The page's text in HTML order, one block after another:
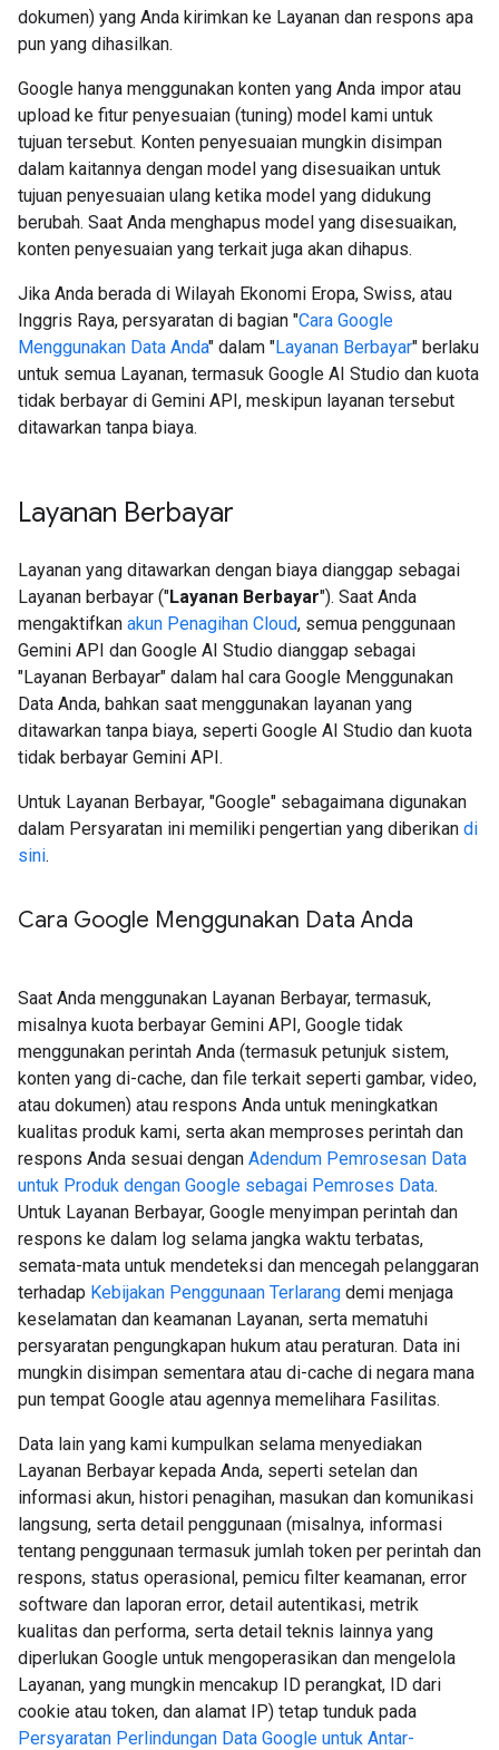
dokumen) yang Anda kirimkan ke Layanan dan respons apa
pun yang dihasilkan.
Google hanya menggunakan konten yang Anda impor atau
upload ke fitur penyesuaian (tuning) model kami untuk
tujuan tersebut. Konten penyesuaian mungkin disimpan
dalam kaitannya dengan model yang disesuaikan untuk
tujuan penyesuaian ulang ketika model yang didukung
berubah. Saat Anda menghapus model yang disesuaikan,
konten penyesuaian yang terkait juga akan dihapus.
Jika Anda berada di Wilayah Ekonomi Eropa, Swiss, atau
Inggris Raya, persyaratan di bagian "Cara Google
Menggunakan Data Anda" dalam "Layanan Berbayar" berlaku
untuk semua Layanan, termasuk Google AI Studio dan kuota
tidak berbayar di Gemini API, meskipun layanan tersebut
ditawarkan tanpa biaya.
Layanan Berbayar
Layanan yang ditawarkan dengan biaya dianggap sebagai
Layanan berbayar ("Layanan Berbayar"). Saat Anda
mengaktifkan akun Penagihan Cloud, semua penggunaan
Gemini API dan Google AI Studio dianggap sebagai
"Layanan Berbayar" dalam hal cara Google Menggunakan
Data Anda, bahkan saat menggunakan layanan yang
ditawarkan tanpa biaya, seperti Google AI Studio dan kuota
tidak berbayar Gemini API.
Untuk Layanan Berbayar, "Google" sebagaimana digunakan
dalam Persyaratan ini memiliki pengertian yang diberikan di
sini.
Cara Google Menggunakan Data Anda
Saat Anda menggunakan Layanan Berbayar, termasuk,
misalnya kuota berbayar Gemini API, Google tidak
menggunakan perintah Anda (termasuk petunjuk sistem,
konten yang di-cache, dan file terkait seperti gambar, video,
atau dokumen) atau respons Anda untuk meningkatkan
kualitas produk kami, serta akan memproses perintah dan
respons Anda sesuai dengan Adendum Pemrosesan Data
untuk Produk dengan Google sebagai Pemroses Data.
Untuk Layanan Berbayar, Google menyimpan perintah dan
respons ke dalam log selama jangka waktu terbatas,
semata-mata untuk mendeteksi dan mencegah pelanggaran
terhadap Kebijakan Penggunaan Terlarang demi menjaga
keselamatan dan keamanan Layanan, serta mematuhi
persyaratan pengungkapan hukum atau peraturan. Data ini
mungkin disimpan sementara atau di-cache di negara mana
pun tempat Google atau agennya memelihara Fasilitas.
Data lain yang kami kumpulkan selama menyediakan
Layanan Berbayar kepada Anda, seperti setelan dan
informasi akun, histori penagihan, masukan dan komunikasi
langsung, serta detail penggunaan (misalnya, informasi
tentang penggunaan termasuk jumlah token per perintah dan
respons, status operasional, pemicu filter keamanan, error
software dan laporan error, detail autentikasi, metrik
kualitas dan performa, serta detail teknis lainnya yang
diperlukan Google untuk mengoperasikan dan mengelola
Layanan, yang mungkin mencakup ID perangkat, ID dari
cookie atau token, dan alamat IP) tetap tunduk pada
Persyaratan Perlindungan Data Google untuk Antar-